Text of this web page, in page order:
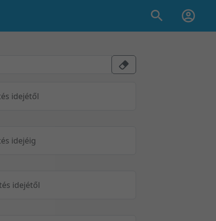
idejétől
idejéig
idejétől